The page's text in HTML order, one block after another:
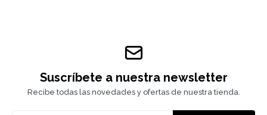
Suscríbete a nuestra newsletter
Recibe todas las novedades y ofertas de nuestra tienda.